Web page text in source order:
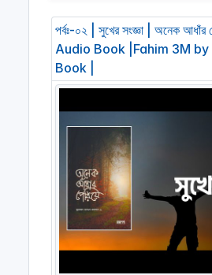
পর্বঃ-০২ | সুখের সংজ্ঞা | অনেক
Audio Book |Fahim 3M
Book |